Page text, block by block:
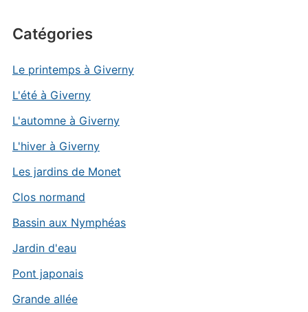
Catégories
Le printemps à Giverny
L'été à Giverny
L'automne à Giverny
L'hiver à Giverny
Les jardins de Monet
Clos normand
Bassin aux Nymphéas
Jardin d'eau
Pont japonais
Grande allée